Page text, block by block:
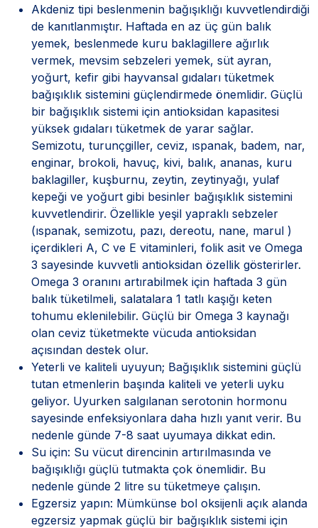
Akdeniz tipi beslenmenin bağışıklığı kuvvetlendirdiği
de kanıtlanmıştır. Haftada en az üç gün balık
yemek, beslenmede kuru baklagillere ağırlık
vermek, mevsim sebzeleri yemek, süt ayran,
yoğurt, kefir gibi hayvansal gıdaları tüketmek
bağışıklık sistemini güçlendirmede önemlidir. Güçlü
bir bağışıklık sistemi için antioksidan kapasitesi
yüksek gıdaları tüketmek de yarar sağlar.
Semizotu, turunçgiller, ceviz, ıspanak, badem, nar,
enginar, brokoli, havuç, kivi, balık, ananas, kuru
baklagiller, kuşburnu, zeytin, zeytinyağı, yulaf
kepeği ve yoğurt gibi besinler bağışıklık sistemini
kuvvetlendirir. Özellikle yeşil yapraklı sebzeler
(ıspanak, semizotu, pazı, dereotu, nane, marul )
içerdikleri A, C ve E vitaminleri, folik asit ve Omega
3 sayesinde kuvvetli antioksidan özellik gösterirler.
Omega 3 oranını artırabilmek için haftada 3 gün
balık tüketilmeli, salatalara 1 tatlı kaşığı keten
tohumu eklenilebilir. Güçlü bir Omega 3 kaynağı
olan ceviz tüketmekte vücuda antioksidan
açısından destek olur.
Yeterli ve kaliteli uyuyun; Bağışıklık sistemini güçlü
tutan etmenlerin başında kaliteli ve yeterli uyku
geliyor. Uyurken salgılanan serotonin hormonu
sayesinde enfeksiyonlara daha hızlı yanıt verir. Bu
nedenle günde 7-8 saat uyumaya dikkat edin.
Su için: Su vücut direncinin artırılmasında ve
bağışıklığı güçlü tutmakta çok önemlidir. Bu
nedenle günde 2 litre su tüketmeye çalışın.
Egzersiz yapın: Mümkünse bol oksijenli açık alanda
egzersiz yapmak güçlü bir bağışıklık sistemi için